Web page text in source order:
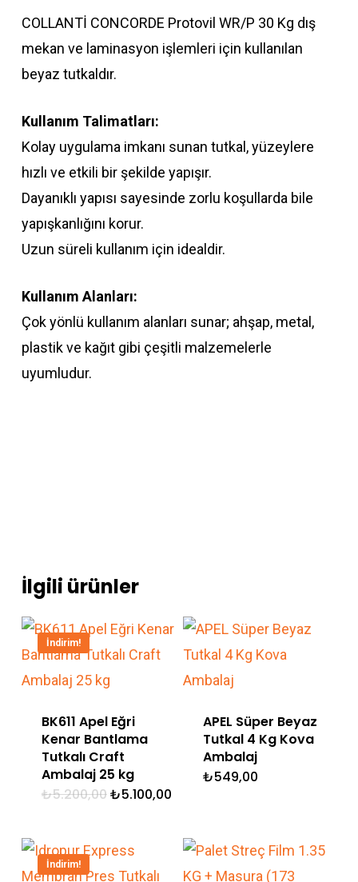
COLLANTİ CONCORDE Protovil WR/P 30 Kg dış
mekan ve laminasyon işlemleri için kullanılan
beyaz tutkaldır.
Kullanım Talimatları:
Kolay uygulama imkanı sunan tutkal, yüzeylere
hızlı ve etkili bir şekilde yapışır.
Dayanıklı yapısı sayesinde zorlu koşullarda bile
yapışkanlığını korur.
Uzun süreli kullanım için idealdir.
Kullanım Alanları:
Çok yönlü kullanım alanları sunar; ahşap, metal,
plastik ve kağıt gibi çeşitli malzemelerle
uyumludur.
İlgili ürünler
İndirim!
BK611 Apel Eğri
Kenar Bantlama
Tutkalı Craft
Ambalaj 25 kg
₺5.200,00Orijinal
₺5.100,00Şu
APEL Süper Beyaz
Tutkal 4 Kg Kova
Ambalaj
₺549,00
İndirim!